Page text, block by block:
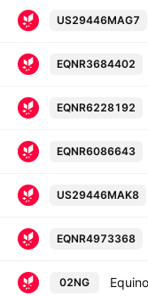
US29446MAG7
EQNR3684402
EQNR6228192
EQNR6086643
US29446MAK8
EQNR4973368
02NG